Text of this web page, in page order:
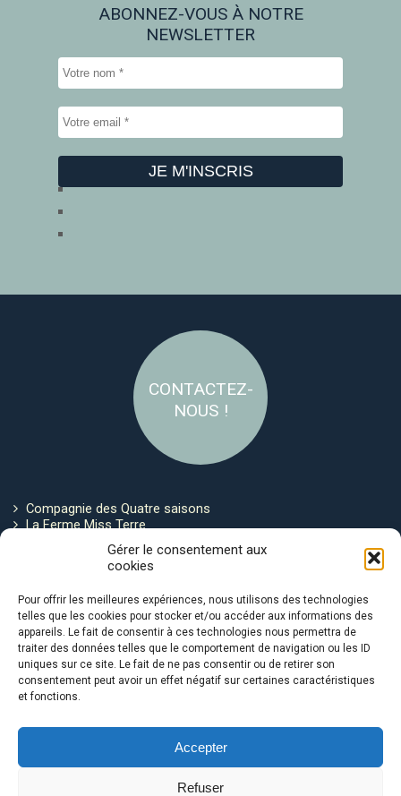
Gérer le consentement aux
cookies
Pour offrir les meilleures expériences, nous utilisons des technologies
telles que les cookies pour stocker et/ou accéder aux informations des
appareils. Le fait de consentir à ces technologies nous permettra de
traiter des données telles que le comportement de navigation ou les ID
uniques sur ce site. Le fait de ne pas consentir ou de retirer son
consentement peut avoir un effet négatif sur certaines caractéristiques
et fonctions.
Accepter
Refuser
ABONNEZ-VOUS À NOTRE
NEWSLETTER
CONTACTEZ-
NOUS !
Compagnie des Quatre saisons
La Ferme Miss Terre
Politique de cookies
Avec le soutien de :